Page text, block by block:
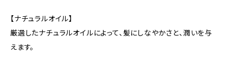
【ナチュラルオイル】
厳選したナチュラルオイルによって、髪にしなやかさと、潤いを与
えます。